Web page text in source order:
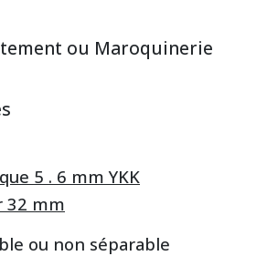
ou Maroquinerie
5 . 6 mm YKK
32 mm
ou non séparable